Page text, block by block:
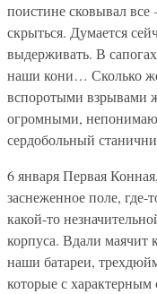
поистине сковывал
скрыться. Думается
выдерживать. В
наши кони… Сколько
вспоротыми
огромными,
сердобольный
6 января Первая
заснеженное поле,
какой-то
корпуса. Вдали маячит
наши батареи,
которые с